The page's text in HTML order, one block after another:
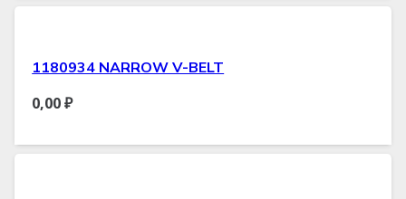
1180934 NARROW V-BELT
0,00₽